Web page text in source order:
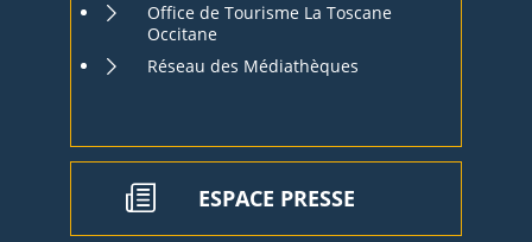
Office de Tourisme La Toscane
Occitane
Réseau des Médiathèques
ESPACE PRESSE